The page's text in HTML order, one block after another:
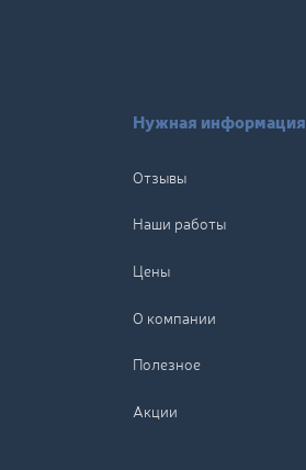
Нужная информация
Отзывы
Наши работы
Цены
О компании
Полезное
Акции